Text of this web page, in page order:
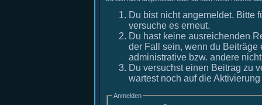
Du bist nicht angemeldet. Bitte
versuche es erneut.
Du hast keine ausreichenden
der Fall sein, wenn du Beiträge
administrative bzw. andere
Du versuchst einen Beitrag zu
wartest noch auf die
Anmelden